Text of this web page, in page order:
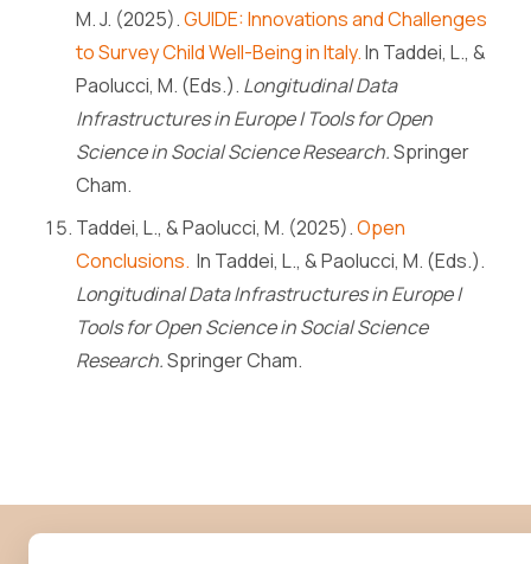
M. J. (2025).GUIDE: Innovations and Challenges
to Survey Child Well-Being in Italy.In Taddei, L., &
Paolucci, M. (Eds.). Longitudinal Data
Infrastructures in Europe | Tools for Open
Science in Social Science Research.Springer
Cham.
Taddei, L., & Paolucci, M. (2025).Open
Conclusions. In Taddei, L., & Paolucci, M. (Eds.).
Longitudinal Data Infrastructures in Europe |
Tools for Open Science in Social Science
Research.Springer Cham.